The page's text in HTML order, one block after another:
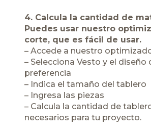
4. Calcula la cantidad de
Puedes usar nuestro
corte, que es fácil de usar.
– Accede a nuestro
– Selecciona Vesto y el diseño
preferencia
– Indica el tamaño del tablero
– Ingresa las piezas
– Calcula la cantidad de
necesarios para tu proyecto.